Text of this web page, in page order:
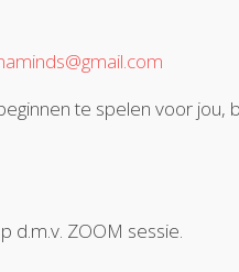
te spelen voor jou,
d.m.v. ZOOM sessie.